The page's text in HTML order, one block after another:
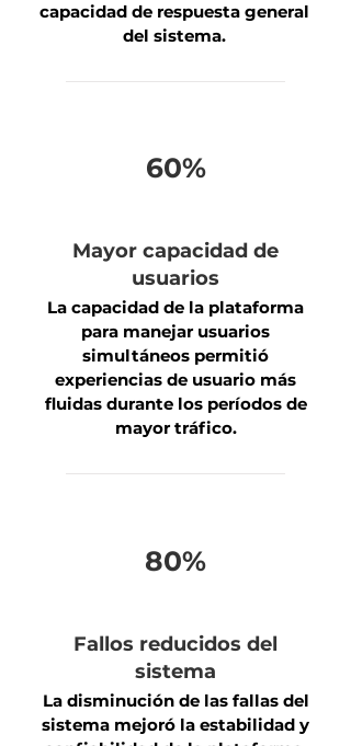
capacidad de respuesta general
del sistema.
60%
Mayor capacidad de
usuarios
La capacidad de la plataforma
para manejar usuarios
simultáneos permitió
experiencias de usuario más
fluidas durante los períodos de
mayor tráfico.
80%
Fallos reducidos del
sistema
La disminución de las fallas del
sistema mejoró la estabilidad y